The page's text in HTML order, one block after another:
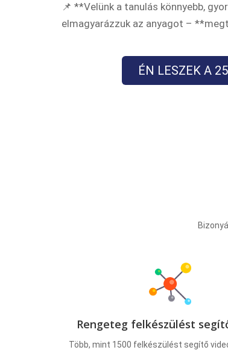
📌 **Velünk a tanulás könnyebb,
elmagyarázzuk az anyagot –
ÉN LESZEK A
Rengeteg felkészülést
Több, mint 1500 felkészülést segítő